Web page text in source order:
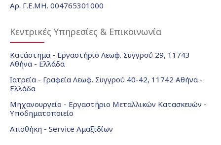
Αρ. Γ.Ε.ΜΗ. 004765301000
Κεντρικές Υπηρεσίες & Επικοινωνία
Κατάστημα - Εργαστήριο Λεωφ. Συγγρού 29, 11743
Αθήνα - Ελλάδα
Ιατρεία - Γραφεία Λεωφ. Συγγρού 40-42, 11742 Αθήνα -
Ελλάδα
Μηχανουργείο - Εργαστήριο Μεταλλικών Κατασκευών -
Υποδηματοποιείο
Αποθήκη - Service Αμαξιδίων